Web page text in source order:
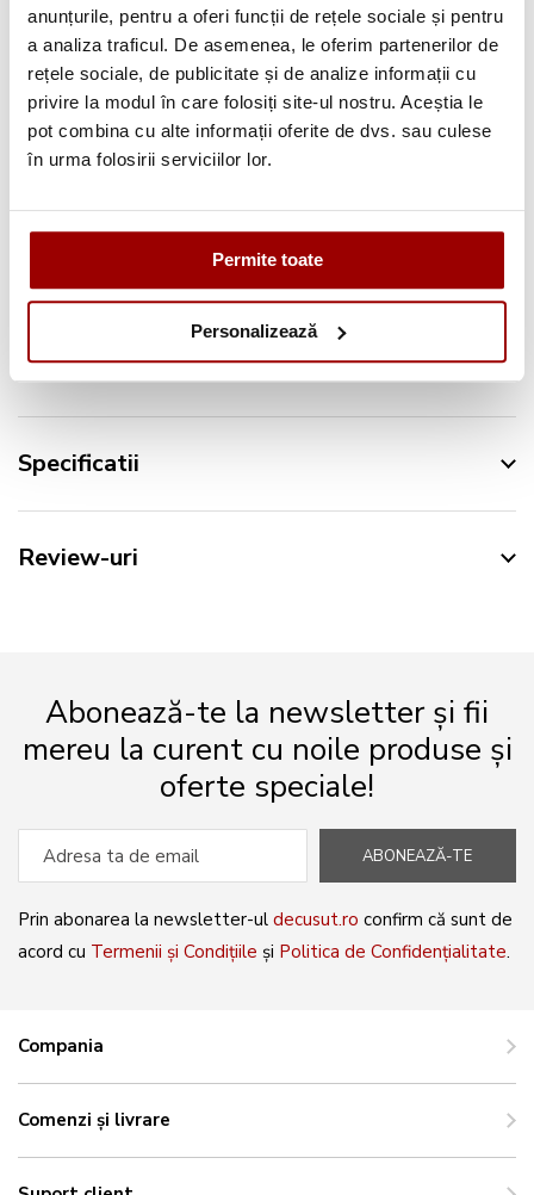
anunțurile, pentru a oferi funcții de rețele sociale și pentru
a analiza traficul. De asemenea, le oferim partenerilor de
rețele sociale, de publicitate și de analize informații cu
privire la modul în care folosiți site-ul nostru. Aceștia le
pot combina cu alte informații oferite de dvs. sau culese
în urma folosirii serviciilor lor.
Permite toate
Personalizează
Deschidere coletla livrare
Pana la12 ratefara dobanda
Retur in 14 zile
Descriere
Specificatii
Review-uri
Abonează-te la newsletter și fii
mereu la curent cu noile produse și
oferte speciale!
ABONEAZĂ-TE
Prin abonarea la newsletter-ul decusut.ro confirm că sunt de
acord cu Termenii și Condițiile și Politica de Confidențialitate.
Compania
Comenzi și livrare